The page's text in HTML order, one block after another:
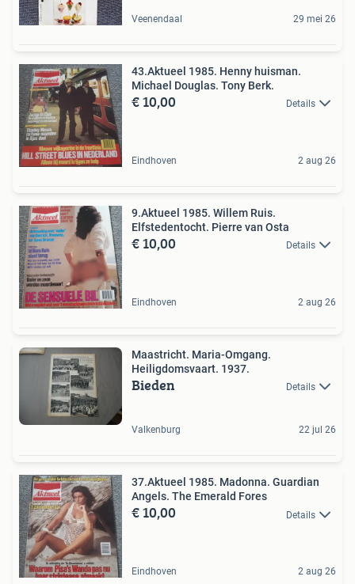
Veenendaal 29 mei 26
43.Aktueel 1985. Henny huisman.
Michael Douglas. Tony Berk.
€ 10,00 Details
Eindhoven 2 aug 26
9.Aktueel 1985. Willem Ruis.
Elfstedentocht. Pierre van Osta
€ 10,00 Details
Eindhoven 2 aug 26
Maastricht. Maria-Omgang.
Heiligdomsvaart. 1937.
Bieden Details
Valkenburg 22 jul 26
37.Aktueel 1985. Madonna. Guardian
Angels. The Emerald Fores
€ 10,00 Details
Eindhoven 2 aug 26